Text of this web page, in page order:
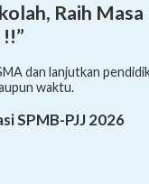
Raih Masa
dan lanjutkan
waktu.
SPMB-PJJ 2026